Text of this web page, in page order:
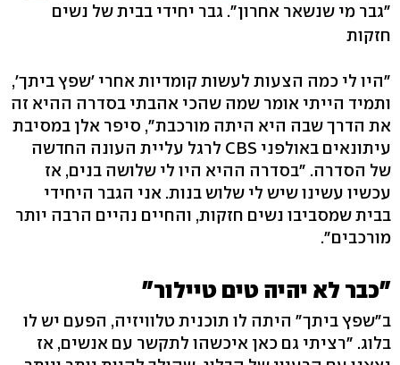
"גבר מי שנשאר אחרון". גבר יחידי בבית של נשים
חזקות
"היו לי כמה הצעות לעשות קומדיות אחרי 'שפץ ביתך',
ותמיד הייתי אומר שמה שהכי אהבתי בסדרה ההיא זה
את הדרך שבה היא היתה מורכבת", סיפר אלן במסיבת
עיתונאים באולפני CBS לרגל עליית העונה החדשה
של הסדרה. "בסדרה ההיא היו לי שלושה בנים, אז
עכשיו עשינו שיש לי שלוש בנות. אני הגבר היחידי
בבית שמסביבו נשים חזקות, והחיים נהיים הרבה יותר
מורכבים".
"כבר לא יהיה טים טיילור"
ב"שפץ ביתך" היתה לו תוכנית טלוויזיה, הפעם יש לו
בלוג. "רציתי גם כאן איכשהו לתקשר עם אנשים, אז